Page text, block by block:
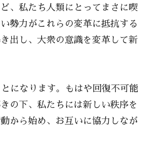
、私たち人類にとってまさに喫
勢力がこれらの変革に抵抗する
出し、大衆の意識を変革して新
になります。もはや回復不可能
の下、私たちには新しい秩序を
から始め、お互いに協力しなが